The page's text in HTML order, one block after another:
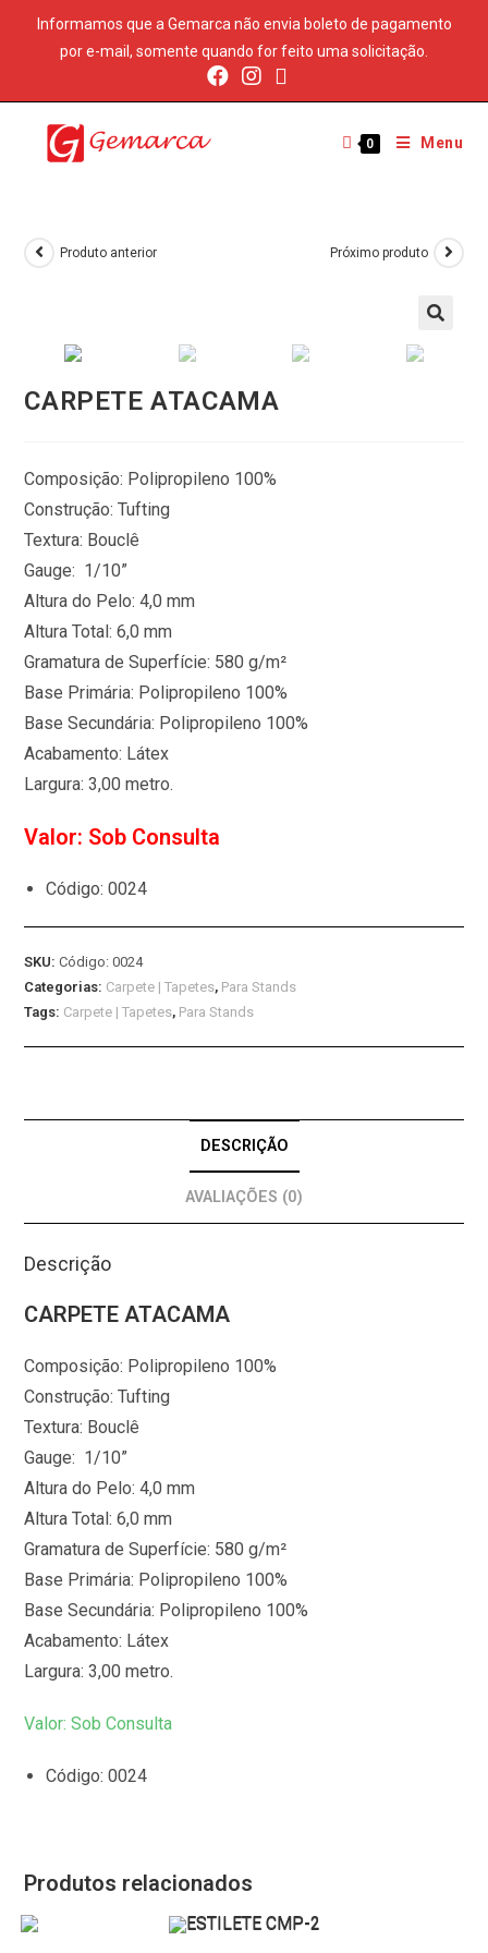
Informamos que a Gemarca não envia boleto de pagamento
por e-mail, somente quando for feito uma solicitação.
0 Menu
Produto anterior Próximo produto
CARPETE ATACAMA
Composição: Polipropileno 100%
Construção: Tufting
Textura: Bouclê
Gauge: 1/10”
Altura do Pelo: 4,0 mm
Altura Total: 6,0 mm
Gramatura de Superfície: 580 g/m²
Base Primária: Polipropileno 100%
Base Secundária: Polipropileno 100%
Acabamento: Látex
Largura: 3,00 metro.
Valor: Sob Consulta
Código: 0024
SKU:Código: 0024
Categorias: Carpete | Tapetes, Para Stands
Tags: Carpete | Tapetes, Para Stands
DESCRIÇÃO
AVALIAÇÕES (0)
Descrição
CARPETE ATACAMA
Composição: Polipropileno 100%
Construção: Tufting
Textura: Bouclê
Gauge: 1/10”
Altura do Pelo: 4,0 mm
Altura Total: 6,0 mm
Gramatura de Superfície: 580 g/m²
Base Primária: Polipropileno 100%
Base Secundária: Polipropileno 100%
Acabamento: Látex
Largura: 3,00 metro.
Valor: Sob Consulta
Código: 0024
Produtos relacionados